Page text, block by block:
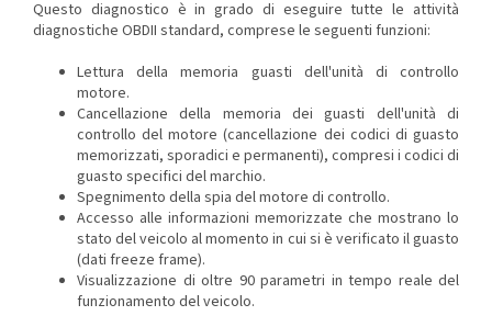
Questo diagnostico è in grado di eseguire tutte le attività
diagnostiche OBDII standard, comprese le seguenti funzioni:
Lettura della memoria guasti dell'unità di controllo
motore.
Cancellazione della memoria dei guasti dell'unità di
controllo del motore (cancellazione dei codici di guasto
memorizzati, sporadici e permanenti), compresi i codici di
guasto specifici del marchio.
Spegnimento della spia del motore di controllo.
Accesso alle informazioni memorizzate che mostrano lo
stato del veicolo al momento in cui si è verificato il guasto
(dati freeze frame).
Visualizzazione di oltre 90 parametri in tempo reale del
funzionamento del veicolo.